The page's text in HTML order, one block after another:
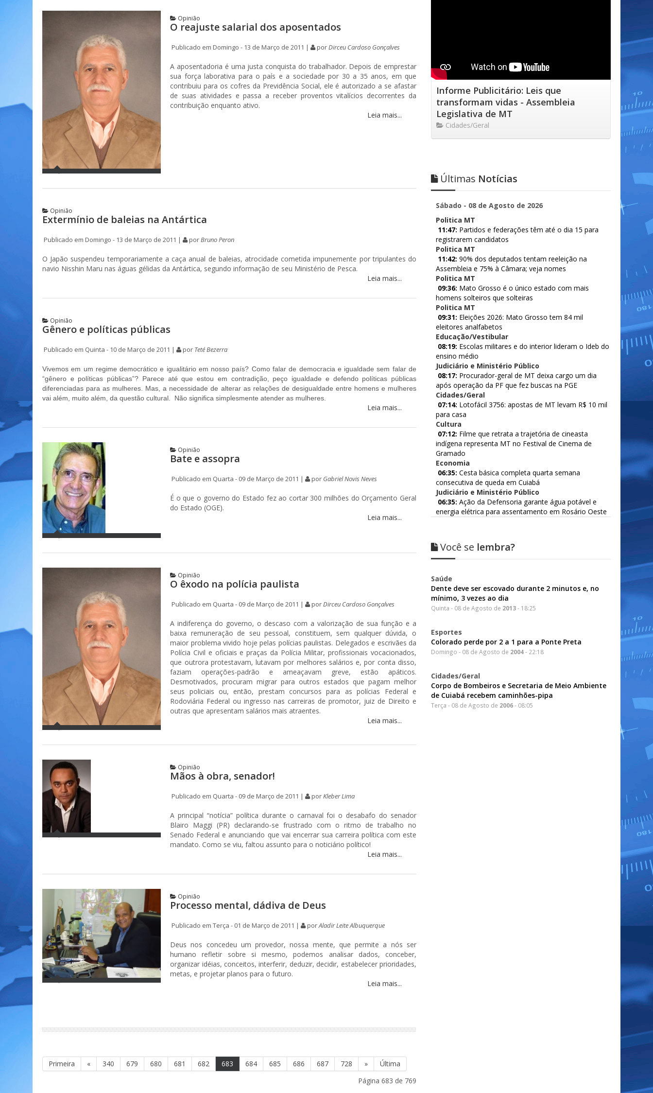
Opinião
O reajuste salarial dos aposentados
Publicado em Domingo - 13 de Março de 2011 | porDirceu Cardoso Gonçalves
A aposentadoria é uma justa conquista do trabalhador. Depois de emprestar
sua força laborativa para o país e a sociedade por 30 a 35 anos, em que
contribuiu para os cofres da Previdência Social, ele é autorizado a se afastar
de suas atividades e passa a receber proventos vitalícios decorrentes da
contribuição enquanto ativo.
Leia mais...
Opinião
Extermínio de baleias na Antártica
Publicado em Domingo - 13 de Março de 2011 | porBruno Peron
O Japão suspendeu temporariamente a caça anual de baleias, atrocidade cometida impunemente por tripulantes do
navio Nisshin Maru nas águas gélidas da Antártica, segundo informação de seu Ministério de Pesca.
Leia mais...
Opinião
Gênero e políticas públicas
Publicado em Quinta - 10 de Março de 2011 | por Teté Bezerra
Vivemos em um regime democrático e igualitário em nosso país? Como falar de democracia e igualdade sem falar de
“gênero e políticas públicas”? Parece até que estou em contradição, peço igualdade e defendo políticas públicas
diferenciadas para as mulheres. Mas, a necessidade de alterar as relações de desigualdade entre homens e mulheres
vai além, muito além, da questão cultural.
Não significa simplesmente atender as mulheres.
Leia mais...
Opinião
Bate e assopra
Publicado em Quarta - 09 de Março de 2011 | por Gabriel Novis Neves
É o que o governo do Estado fez ao cortar 300 milhões do Orçamento Geral
do Estado (OGE).
Leia mais...
Opinião
O êxodo na polícia paulista
Publicado em Quarta - 09 de Março de 2011 | porDirceu Cardoso Gonçalves
A indiferença do governo, o descaso com a valorização de sua função e a
baixa remuneração de seu pessoal, constituem, sem qualquer dúvida, o
maior problema vivido hoje pelas polícias paulistas. Delegados e escrivães da
Polícia Civil e oficiais e praças da Polícia Militar, profissionais vocacionados,
que outrora protestavam, lutavam por melhores salários e, por conta disso,
faziam operações-padrão e ameaçavam greve, estão apáticos.
Desmotivados, procuram migrar para outros estados que pagam melhor
seus policiais ou, então, prestam concursos para as polícias Federal e
Rodoviária Federal ou ingresso nas carreiras de promotor, juiz de Direito e
outras que apresentam salários mais atraentes.
Leia mais...
Opinião
Mãos à obra, senador!
Publicado em Quarta - 09 de Março de 2011 | porKleber Lima
A principal “notícia” política durante o carnaval foi o desabafo do senador
Blairo Maggi (PR) declarando-se frustrado com o ritmo de trabalho no
Senado Federal e anunciando que vai encerrar sua carreira política com este
mandato. Como se viu, faltou assunto para o noticiário político!
Leia mais...
Opinião
Processo mental, dádiva de Deus
Publicado em Terça - 01 de Março de 2011 | porAladir Leite Albuquerque
Deus nos concedeu um provedor, nossa mente, que permite a nós ser
humano refletir sobre si mesmo, podemos analisar dados, conceber,
organizar idéias, conceitos, interferir, deduzir, decidir, estabelecer prioridades,
metas, e projetar planos para o futuro.
Leia mais...
Primeira « 340 679 680 681 682 683 684 685 686 687 728 »
Última
Página 683 de 769
Informe Publicitário: Leis que
transformam vidas - Assembleia
Legislativa de MT
Cidades/Geral
Últimas Notícias
Sábado - 08 de Agosto de 2026
Politica MT
11:47: Partidos e federações têm até o dia 15 para
registrarem candidatos
Politica MT
11:42: 90% dos deputados tentam reeleição na
Assembleia e 75% à Câmara; veja nomes
Politica MT
09:36: Mato Grosso é o único estado com mais
homens solteiros que solteiras
Politica MT
09:31: Eleições 2026: Mato Grosso tem 84 mil
eleitores analfabetos
Educação/Vestibular
08:19: Escolas militares e do interior lideram o Ideb do
ensino médio
Judiciário e Ministério Público
08:17: Procurador-geral de MT deixa cargo um dia
após operação da PF que fez buscas na PGE
Cidades/Geral
07:14: Lotofácil 3756: apostas de MT levam R$ 10 mil
para casa
Cultura
07:12: Filme que retrata a trajetória de cineasta
indígena representa MT no Festival de Cinema de
Gramado
Economia
06:35: Cesta básica completa quarta semana
consecutiva de queda em Cuiabá
Judiciário e Ministério Público
06:35: Ação da Defensoria garante água potável e
energia elétrica para assentamento em Rosário Oeste
Você se lembra?
Saúde
Dente deve ser escovado durante 2 minutos e, no
mínimo, 3 vezes ao dia
Quinta - 08 de Agosto de 2013- 18:25
Esportes
Colorado perde por 2 a 1 para a Ponte Preta
Domingo - 08 de Agosto de 2004- 22:18
Cidades/Geral
Corpo de Bombeiros e Secretaria de Meio Ambiente
de Cuiabá recebem caminhões-pipa
Terça - 08 de Agosto de 2006- 08:05